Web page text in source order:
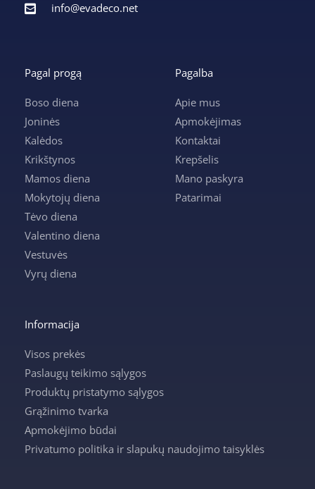
info@evadeco.net
Pagal progą
Boso diena
Joninės
Kalėdos
Krikštynos
Mamos diena
Mokytojų diena
Tėvo diena
Valentino diena
Vestuvės
Vyrų diena
Pagalba
Apie mus
Apmokėjimas
Kontaktai
Krepšelis
Mano paskyra
Patarimai
Informacija
Visos prekės
Paslaugų teikimo sąlygos
Produktų pristatymo sąlygos
Grąžinimo tvarka
Apmokėjimo būdai
Privatumo politika ir slapukų naudojimo taisyklės